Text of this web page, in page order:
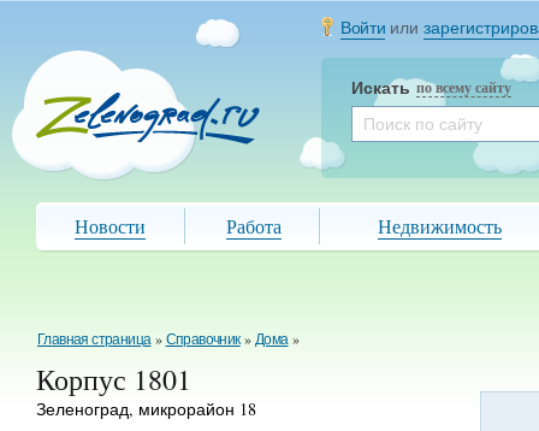
Войти или
Искать по всему сайту
Новости Работа Недвижимость
Главная страница »Справочник » Дома »
Корпус 1801
Зеленоград, микрорайон 18